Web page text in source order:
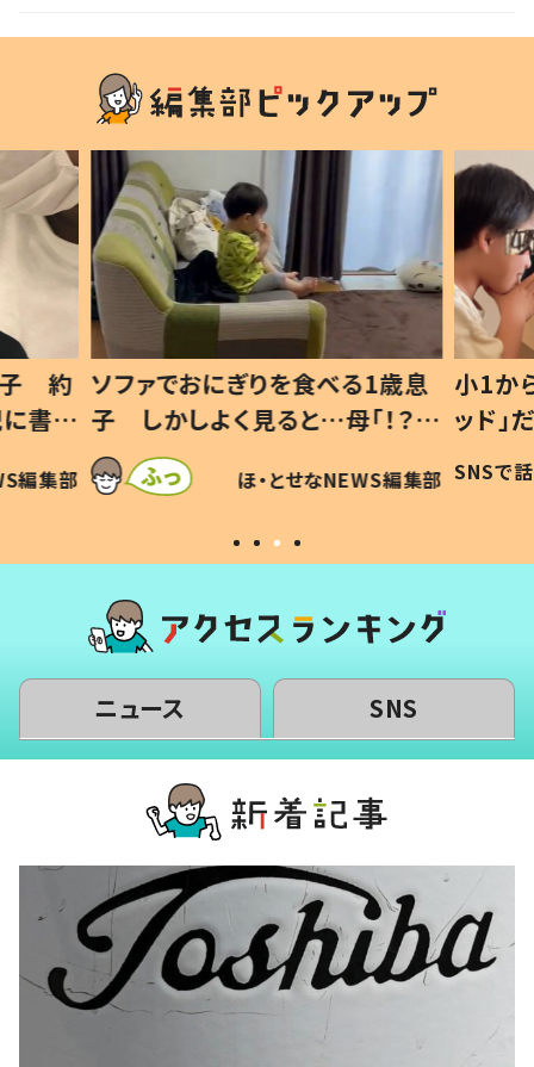
子 約
書い
編集部
ソファでおにぎりを食べる1歳息
子 しかしよく見ると…母「！？」
すべてを察した母の投稿に「可愛
いから許す！」「現行犯〜」
ほ・とせなNEWS編集部
小1か
ッド
作り
#令和
SNSで
ニュース SNS